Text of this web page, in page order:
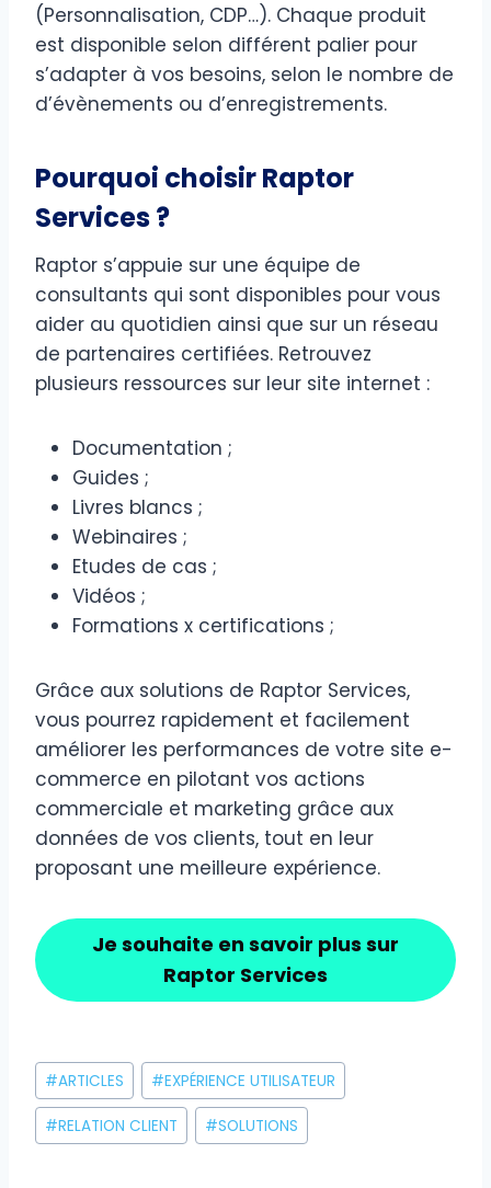
(Personnalisation, CDP…). Chaque produit
est disponible selon différent palier pour
s’adapter à vos besoins, selon le nombre de
d’évènements ou d’enregistrements.
Pourquoi choisir Raptor
Services ?
Raptor s’appuie sur une équipe de
consultants qui sont disponibles pour vous
aider au quotidien ainsi que sur un réseau
de partenaires certifiées. Retrouvez
plusieurs ressources sur leur site internet :
Documentation ;
Guides ;
Livres blancs ;
Webinaires ;
Etudes de cas ;
Vidéos ;
Formations x certifications ;
Grâce aux solutions de Raptor Services,
vous pourrez rapidement et facilement
améliorer les performances de votre site e-
commerce en pilotant vos actions
commerciale et marketing grâce aux
données de vos clients, tout en leur
proposant une meilleure expérience.
Je souhaite en savoir plus sur
Raptor Services
Étiquettes
de
la
#ARTICLES #EXPÉRIENCE UTILISATEUR
#RELATION CLIENT #SOLUTIONS